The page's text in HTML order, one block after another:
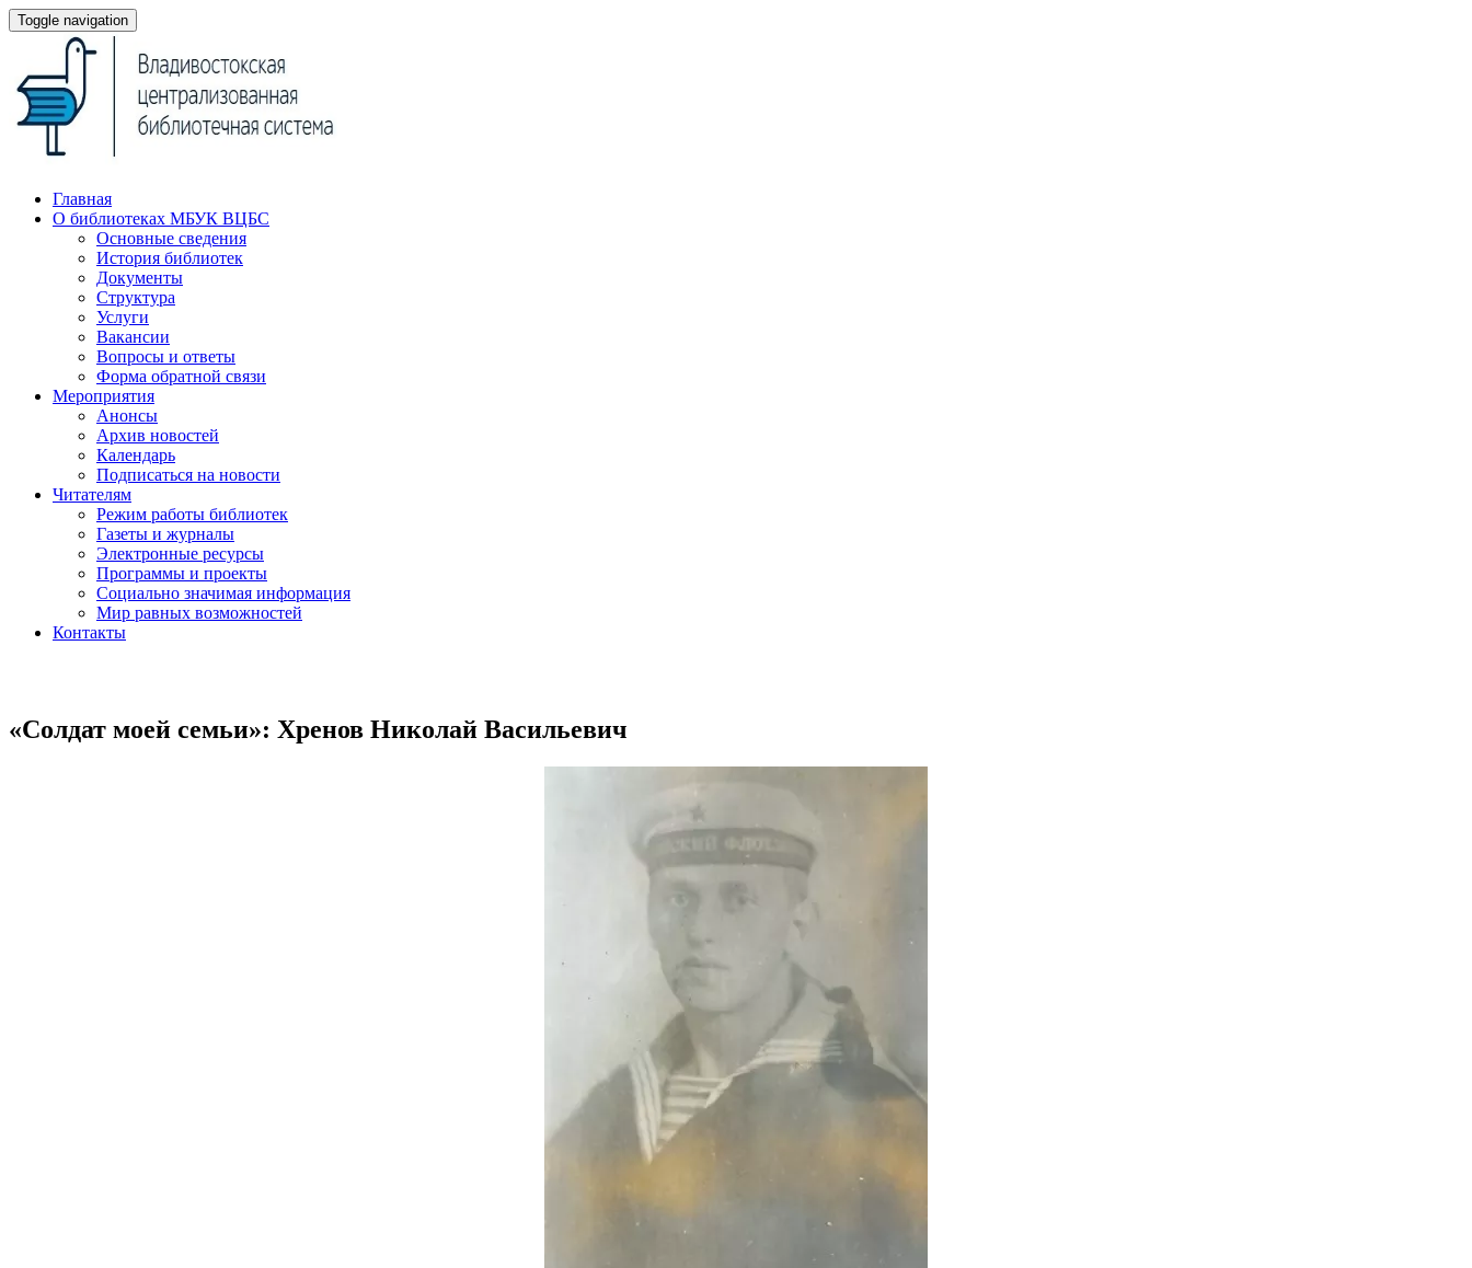
Toggle navigation
Главная
О библиотеках МБУК ВЦБС
Основные сведения
История библиотек
Документы
Структура
Услуги
Вакансии
Вопросы и ответы
Форма обратной связи
Мероприятия
Анонсы
Архив новостей
Календарь
Подписаться на новости
Читателям
Режим работы библиотек
Газеты и журналы
Электронные ресурсы
Программы и проекты
Социально значимая информация
Мир равных возможностей
Контакты
«Солдат моей семьи»: Хренов Николай Васильевич